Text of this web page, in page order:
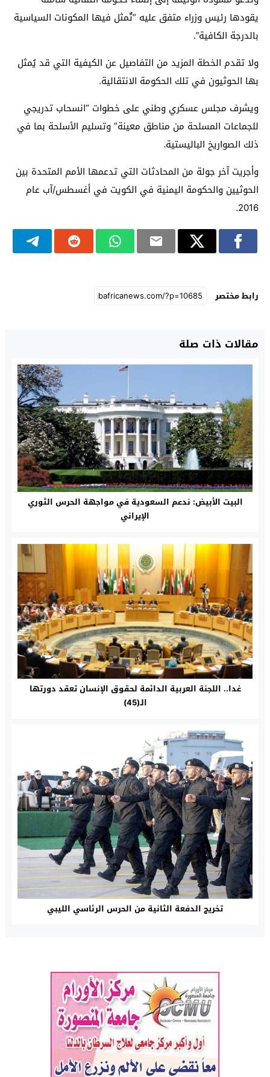
يقودها رئيس وزراء متفق عليه “تٌمثل فيها المكونات السياسية
بالدرجة الكافية”.
ولا تقدم الخطة المزيد من التفاصيل عن الكيفية التي قد يُمثل
بها الحوثيون في تلك الحكومة الانتقالية.
ويشرف مجلس عسكري وطني على خطوات “انسحاب تدريجي
للجماعات المسلحة من مناطق معينة” وتسليم الأسلحة بما في
ذلك الصواريخ الباليستية.
وأجريت آخر جولة من المحادثات التي تدعمها الأمم المتحدة بين
الحوثيين والحكومة اليمنية في الكويت في أغسطس/آب عام
2016.
رابط مختصر
مقالات ذات صلة
البيت الأبيض: ندعم السعودية في مواجهة الحرس الثوري
الإيراني
غدا.. اللجنة العربية الدائمة لحقوق الإنسان تعقد دورتها
الـ(45)
تخريج الدفعة الثانية من الحرس الرئاسي الليبي